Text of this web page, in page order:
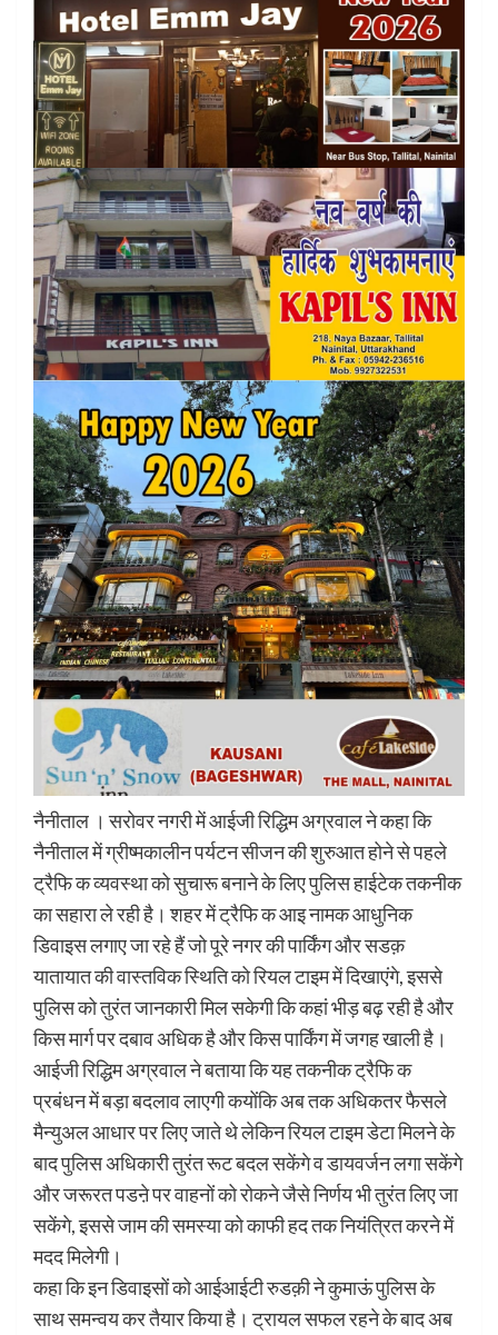
नैनीताल । सरोवर नगरी में आईजी रिद्धिम अग्रवाल ने कहा कि
नैनीताल में ग्रीष्मकालीन पर्यटन सीजन की शुरुआत होने से पहले
ट्रैफि क व्यवस्था को सुचारू बनाने के लिए पुलिस हाईटेक तकनीक
का सहारा ले रही है। शहर में ट्रैफि क आइ नामक आधुनिक
डिवाइस लगाए जा रहे हैं जो पूरे नगर की पार्किंग और सडक़
यातायात की वास्तविक स्थिति को रियल टाइम में दिखाएंगे, इससे
पुलिस को तुरंत जानकारी मिल सकेगी कि कहां भीड़ बढ़ रही है और
किस मार्ग पर दबाव अधिक है और किस पार्किंग में जगह खाली है।
आईजी रिद्धिम अग्रवाल ने बताया कि यह तकनीक ट्रैफि क
प्रबंधन में बड़ा बदलाव लाएगी कयोंकि अब तक अधिकतर फैसले
मैन्युअल आधार पर लिए जाते थे लेकिन रियल टाइम डेटा मिलने के
बाद पुलिस अधिकारी तुरंत रूट बदल सकेंगे व डायवर्जन लगा सकेंगे
और जरूरत पडऩे पर वाहनों को रोकने जैसे निर्णय भी तुरंत लिए जा
सकेंगे, इससे जाम की समस्या को काफी हद तक नियंत्रित करने में
मदद मिलेगी।
कहा कि इन डिवाइसों को आईआईटी रुडक़ी ने कुमाऊं पुलिस के
साथ समन्वय कर तैयार किया है। ट्रायल सफल रहने के बाद अब